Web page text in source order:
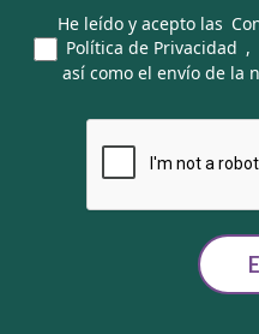
He leído y acepto las
Política de Privacidad ,
así como el envío de la